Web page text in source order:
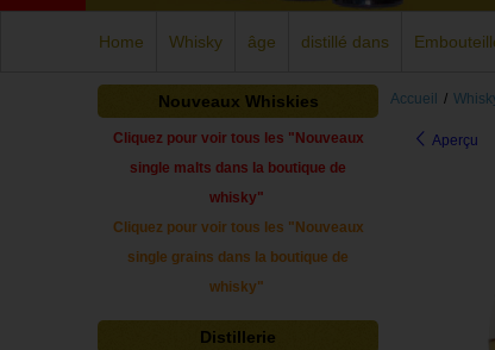
Home Whisky âge distillé dans
Nouveaux Whiskies
Cliquez pour voir tous les "Nouveaux
single malts dans la boutique de
whisky"
Cliquez pour voir tous les "Nouveaux
single grains dans la boutique de
whisky"
Distillerie
Accueil /
Aperçu